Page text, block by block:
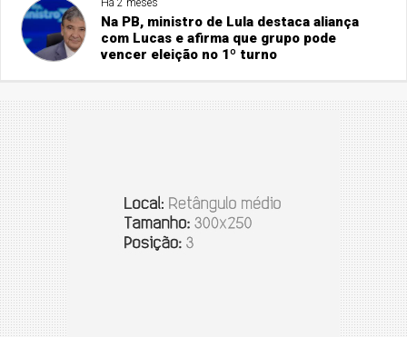
Há 2 meses
Na PB, ministro de Lula destaca aliança
com Lucas e afirma que grupo pode
vencer eleição no 1º turno